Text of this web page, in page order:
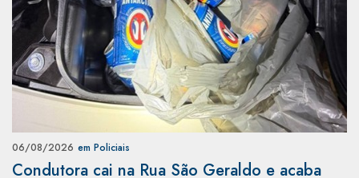
06/08/2026 em Policiais
Condutora cai na Rua São Geraldo e acaba